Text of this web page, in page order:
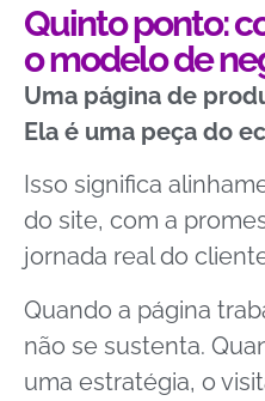
Quinto ponto:
o modelo de
Uma página de
Ela é uma peça do
Isso significa
do site, com a
jornada real do
Quando a página
não se sustenta.
uma estratégia, o